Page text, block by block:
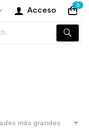
Acceso
0
más grandes 